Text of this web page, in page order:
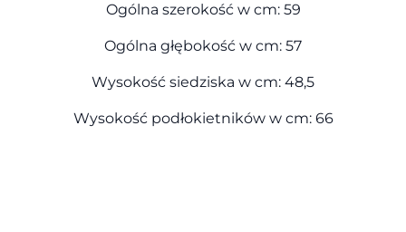
Ogólna szerokość w cm: 59
Ogólna głębokość w cm: 57
Wysokość siedziska w cm: 48,5
Wysokość podłokietników w cm: 66